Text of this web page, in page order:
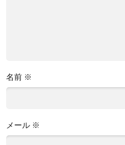
名前 ※
メール ※